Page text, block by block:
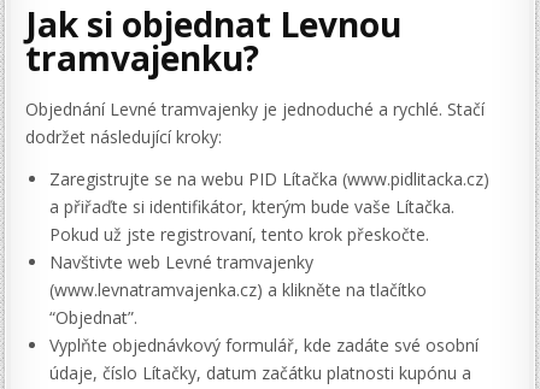
Jak si objednat Levnou
tramvajenku?
Objednání Levné tramvajenky je jednoduché a rychlé. Stačí
dodržet následující kroky:
Zaregistrujte se na webu PID Lítačka (www.pidlitacka.cz)
a přiřaďte si identifikátor, kterým bude vaše Lítačka.
Pokud už jste registrovaní, tento krok přeskočte.
Navštivte web Levné tramvajenky
(www.levnatramvajenka.cz) a klikněte na tlačítko
“Objednat”.
Vyplňte objednávkový formulář, kde zadáte své osobní
údaje, číslo Lítačky, datum začátku platnosti kupónu a